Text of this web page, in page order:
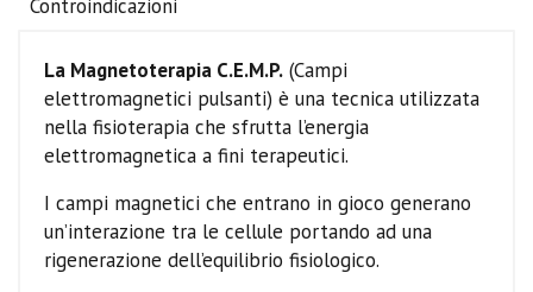
Controindicazioni
La Magnetoterapia C.E.M.P. (Campi
elettromagnetici pulsanti) è una tecnica utilizzata
nella fisioterapia che sfrutta l’energia
elettromagnetica a fini terapeutici.
I campi magnetici che entrano in gioco generano
un’interazione tra le cellule portando ad una
rigenerazione dell’equilibrio fisiologico.